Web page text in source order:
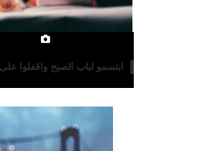
ابتسمو لباب الصبح واقفلوا